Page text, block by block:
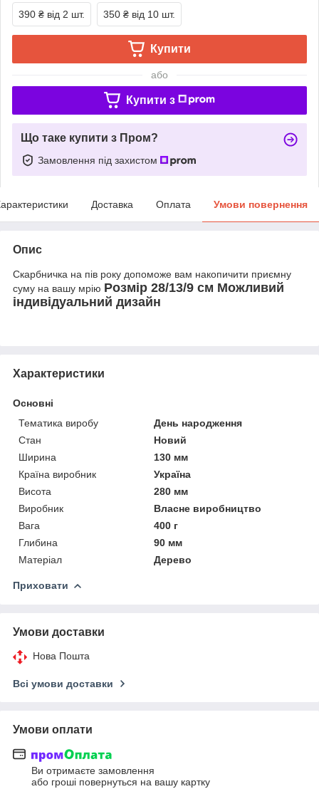
390 ₴ від 2 шт. 350 ₴ від 10 шт.
Купити
або
Купити з
Що таке купити з Пром?
Замовлення під захистом
Доставка Оплата Умови повернення
Опис
Скарбничка на пів року допоможе вам накопичити приємну
суму на вашу мрію Розмір 28/13/9 см Можливий
індивідуальний дизайн
Характеристики
Основні
Тематика виробу
День народження
Стан
Новий
Ширина
130 мм
Країна виробник
Україна
Висота
280 мм
Виробник
Власне виробництво
Вага
400 г
Глибина
90 мм
Матеріал
Дерево
Приховати
Умови доставки
Нова Пошта
Всі умови доставки
Умови оплати
Ви отримаєте замовлення
або гроші повернуться на вашу картку